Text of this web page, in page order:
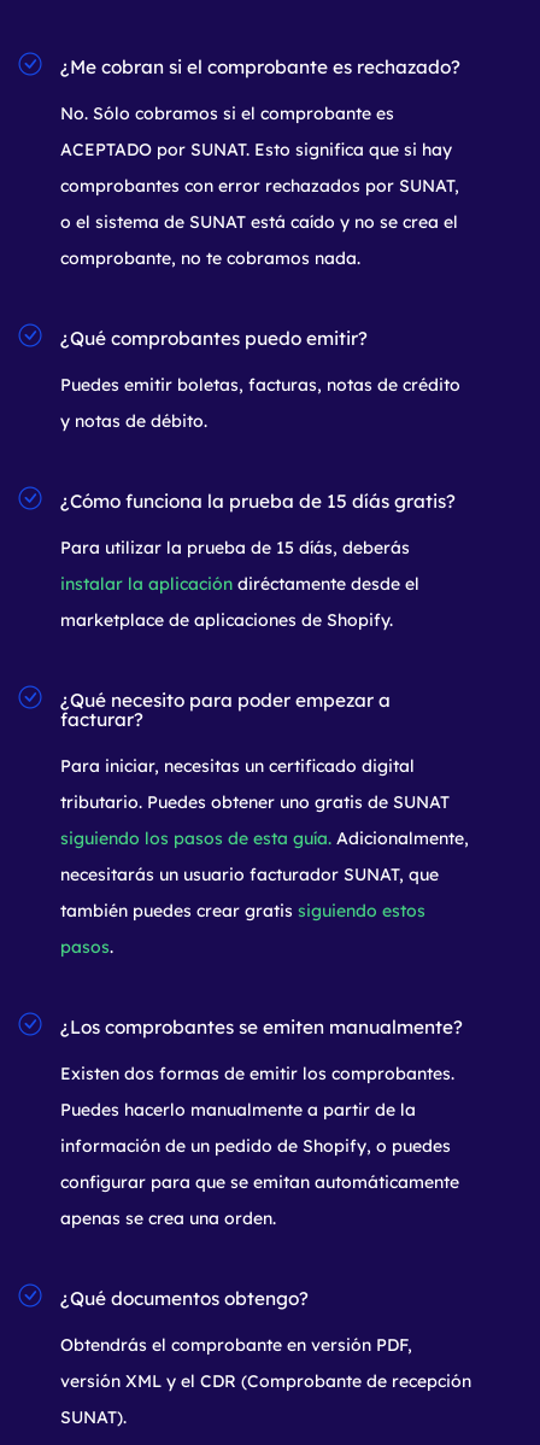
¿Me cobran si el comprobante es rechazado?
No. Sólo cobramos si el comprobante es
ACEPTADO por SUNAT. Esto significa que si hay
comprobantes con error rechazados por SUNAT,
o el sistema de SUNAT está caído y no se crea el
comprobante, no te cobramos nada.
¿Qué comprobantes puedo emitir?
Puedes emitir boletas, facturas, notas de crédito
y notas de débito.
¿Cómo funciona la prueba de 15 díás gratis?
Para utilizar la prueba de 15 díás, deberás
instalar la aplicación diréctamente desde el
marketplace de aplicaciones de Shopify.
¿Qué necesito para poder empezar a
facturar?
Para iniciar, necesitas un certificado digital
tributario. Puedes obtener uno gratis de SUNAT
siguiendo los pasos de esta guía. Adicionalmente,
necesitarás un usuario facturador SUNAT, que
también puedes crear gratis siguiendo estos
pasos.
¿Los comprobantes se emiten manualmente?
Existen dos formas de emitir los comprobantes.
Puedes hacerlo manualmente a partir de la
información de un pedido de Shopify, o puedes
configurar para que se emitan automáticamente
apenas se crea una orden.
¿Qué documentos obtengo?
Obtendrás el comprobante en versión PDF,
versión XML y el CDR (Comprobante de recepción
SUNAT).